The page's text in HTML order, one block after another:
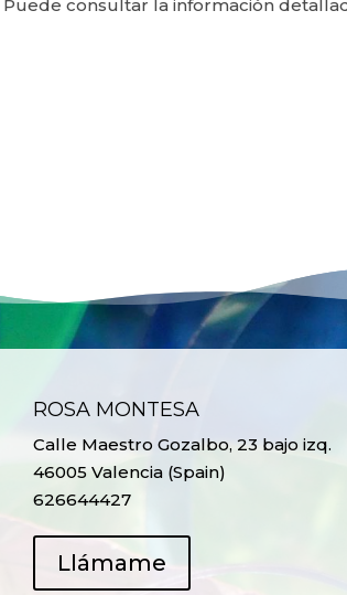
Puede consultar la información
ROSA MONTESA
Calle Maestro Gozalbo, 23 bajo izq.
46005 Valencia (Spain)
626644427
Llámame